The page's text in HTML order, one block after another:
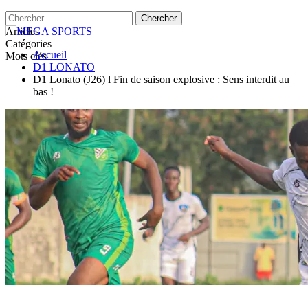
Articles
Catégories
Mots clésAccueil
D1 LONATO
D1 Lonato (J26) l Fin de saison explosive : Sens interdit au
bas !